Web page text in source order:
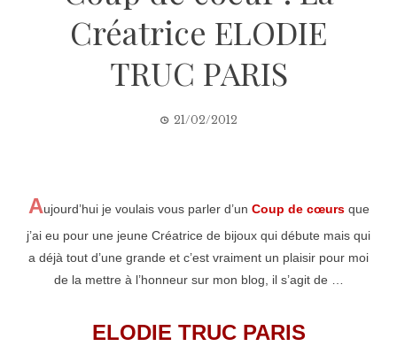
Créatrice ELODIE
TRUC PARIS
21/02/2012
Aujourd’hui je voulais vous parler d’un Coup de cœursque
j’ai eu pour une jeune Créatrice de bijoux qui débute mais qui
a déjà tout d’une grande et c’est vraiment un plaisir pour moi
de la mettre à l’honneur sur mon blog, il s’agit de …
ELODIE TRUC PARIS